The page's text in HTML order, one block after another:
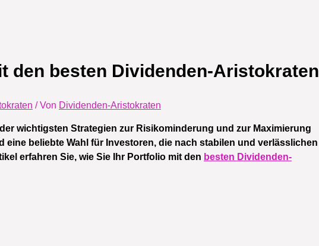
den besten Dividenden-Aristokraten
/ Von Dividenden-Aristokraten
wichtigsten Strategien zur Risikominderung und zur Maximierung
eine beliebte Wahl für Investoren, die nach stabilen und verlässlichen
erfahren Sie, wie Sie Ihr Portfolio mit den besten Dividenden-